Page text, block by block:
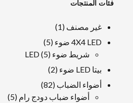
فئات المنتجات
غير مصنف 1
1
منتج
4X4 LED ضوء 5
5
منتجات
شريط ضوء LED 5
5
بيتا LED ضوء 2
2
منتجات
أضواء الضباب 82
82
منتجات
أضواء ضباب دودج رام 5
5